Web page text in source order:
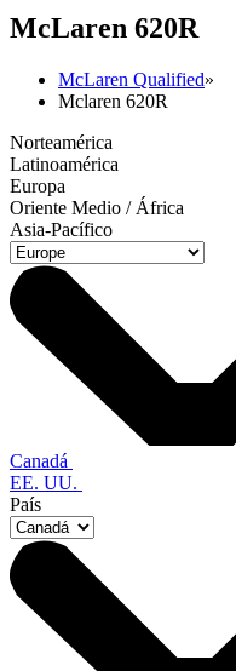
McLaren 620R
McLaren Qualified»
Mclaren 620R
Norteamérica
Latinoamérica
Europa
Oriente Medio / África
Asia-Pacífico
Canadá
EE. UU.
País